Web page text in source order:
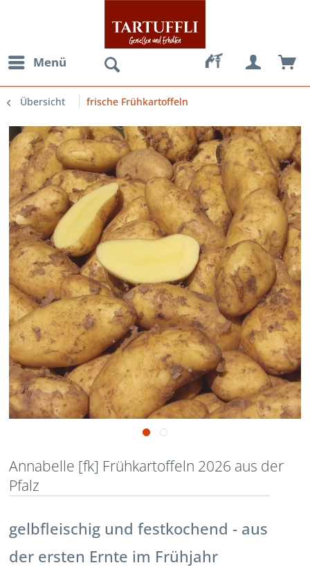
Menü
Übersicht frische Frühkartoffeln
Annabelle [fk] Frühkartoffeln 2026 aus der
Pfalz
gelbfleischig und festkochend - aus
der ersten Ernte im Frühjahr